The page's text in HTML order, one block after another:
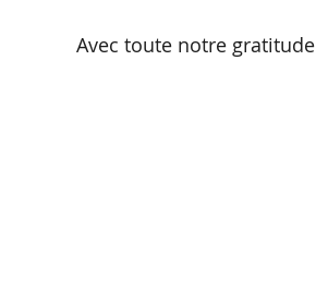
Avec toute notre gratitude